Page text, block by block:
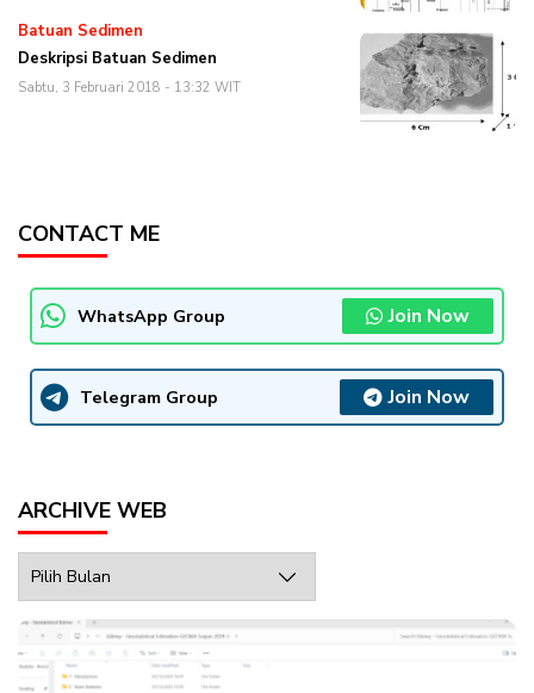
Batuan Sedimen
Deskripsi Batuan Sedimen
Sabtu, 3 Februari 2018 - 13:32 WIT
CONTACT ME
WhatsApp Group Join Now
Telegram Group Join Now
ARCHIVE WEB
Web